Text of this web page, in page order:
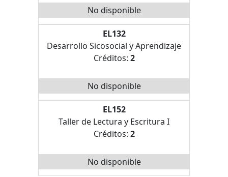
No disponible
EL132
Desarrollo Sicosocial y Aprendizaje
Créditos: 2
No disponible
EL152
Taller de Lectura y Escritura I
Créditos: 2
No disponible